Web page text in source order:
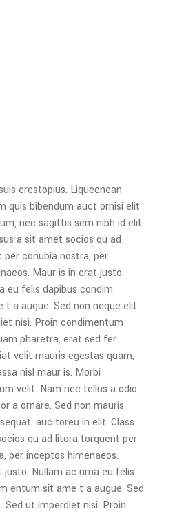
erestopius. Liqueenean
quis bibendum auct ornisi elit
nec sagittis sem nibh id elit.
a sit amet socios qu ad
conubia nostra, per
Maur is in erat justo.
eu felis dapibus condim
a augue. Sed non neque elit.
nisi. Proin condimentum
pharetra, erat sed fer
velit mauris egestas quam,
nisl maur is. Morbi
velit. Nam nec tellus a odio
a ornare. Sed non mauris
auc toreu in elit. Class
qu ad litora torquent per
per inceptos himenaeos.
justo. Nullam ac urna eu felis
entum sit ame t a augue. Sed
Sed ut imperdiet nisi. Proin